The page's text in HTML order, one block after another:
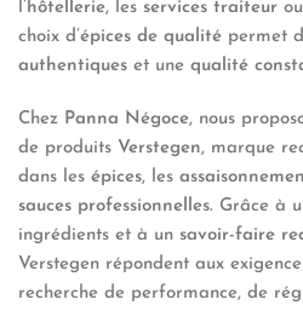
l’hôtellerie, les services traiteur
choix d’épices de qualité permet
authentiques et une qualité
Chez Panna Négoce, nous
de produits Verstegen, marque
dans les épices, les
sauces professionnelles. Grâce à
ingrédients et à un savoir-faire
Verstegen répondent aux
recherche de performance, de